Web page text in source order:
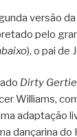
versão
pelo
), o pai de
Dirty
Williams,
adaptação
dançarina do